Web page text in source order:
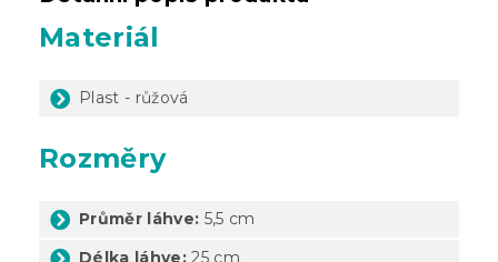
Materiál
Plast - růžová
Rozměry
Průměr láhve: 5,5 cm
Délka láhve: 25 cm